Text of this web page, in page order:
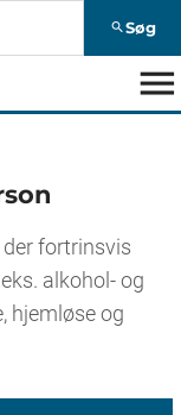
search Søg
menu
fortrinsvis
alkohol- og
hjemløse og